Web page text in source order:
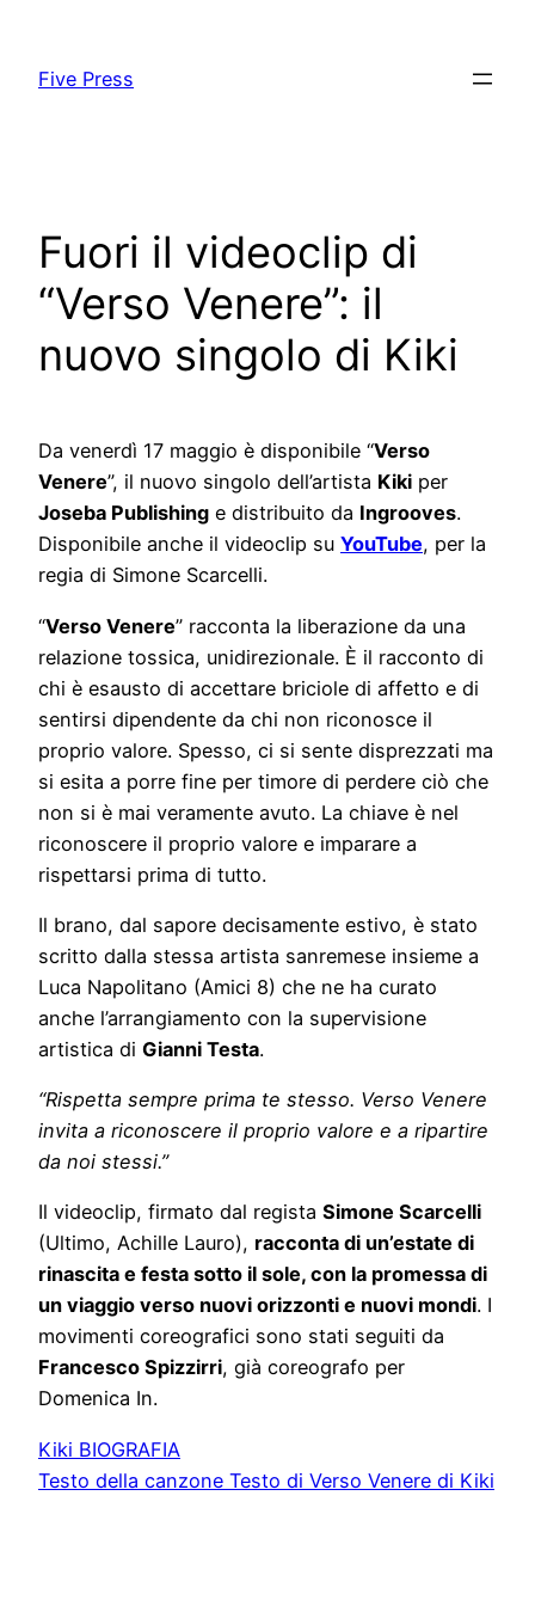
content
Five Press
Fuori il videoclip di
“Verso Venere”: il
nuovo singolo di Kiki
Da venerdì 17 maggio è disponibile “Verso
Venere”, il nuovo singolo dell’artista Kiki per
Joseba Publishing e distribuito da Ingrooves.
Disponibile anche il videoclip su YouTube, per la
regia di Simone Scarcelli.
“Verso Venere” racconta la liberazione da una
relazione tossica, unidirezionale. È il racconto di
chi è esausto di accettare briciole di affetto e di
sentirsi dipendente da chi non riconosce il
proprio valore. Spesso, ci si sente disprezzati ma
si esita a porre fine per timore di perdere ciò che
non si è mai veramente avuto. La chiave è nel
riconoscere il proprio valore e imparare a
rispettarsi prima di tutto.
Il brano, dal sapore decisamente estivo, è stato
scritto dalla stessa artista sanremese insieme a
Luca Napolitano (Amici 8) che ne ha curato
anche l’arrangiamento con la supervisione
artistica di Gianni Testa.
“Rispetta sempre prima te stesso. Verso Venere
invita a riconoscere il proprio valore e a ripartire
da noi stessi.”
Il videoclip, firmato dal regista Simone Scarcelli
(Ultimo, Achille Lauro), racconta di un’estate di
rinascita e festa sotto il sole, con la promessa di
un viaggio verso nuovi orizzonti e nuovi mondi. I
movimenti coreografici sono stati seguiti da
Francesco Spizzirri, già coreografo per
Domenica In.
Kiki BIOGRAFIA
Testo della canzone Testo di Verso Venere di Kiki